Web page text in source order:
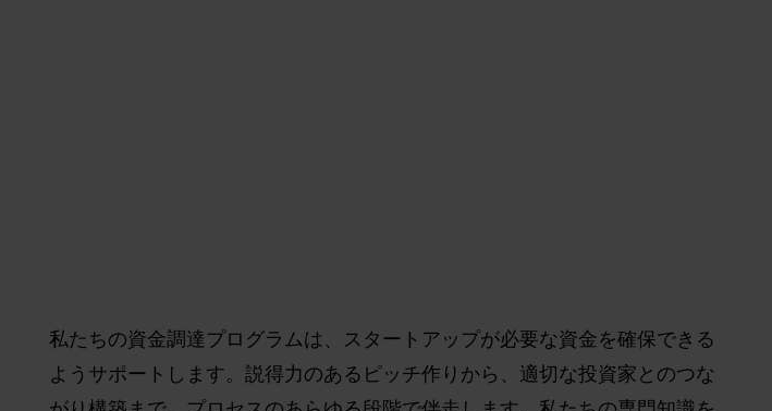
私たちの資金調達プログラムは、スタートアップが必要な資金を確保できる
ようサポートします。説得力のあるピッチ作りから、適切な投資家とのつな